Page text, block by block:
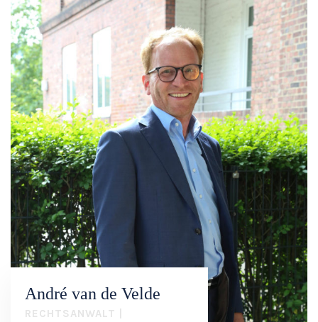
André van de Velde
RECHTSANWALT |